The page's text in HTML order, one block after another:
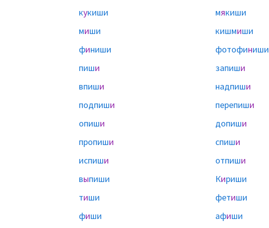
кукиши мякиши
миши кишмиши
финиши фотофиниши
пиши запиши
впиши надпиши
подпиши перепиши
опиши допиши
пропиши спиши
испиши отпиши
выпиши Кириши
тиши фетиши
фиши афиши